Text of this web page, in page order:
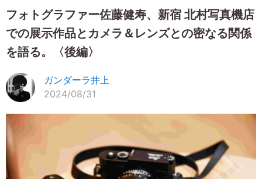
フォトグラファー佐藤健寿、新宿 北村写真機店
での展示作品とカメラ＆レンズとの密なる関係
を語る。〈後編〉
ガンダーラ井上
2024/08/31